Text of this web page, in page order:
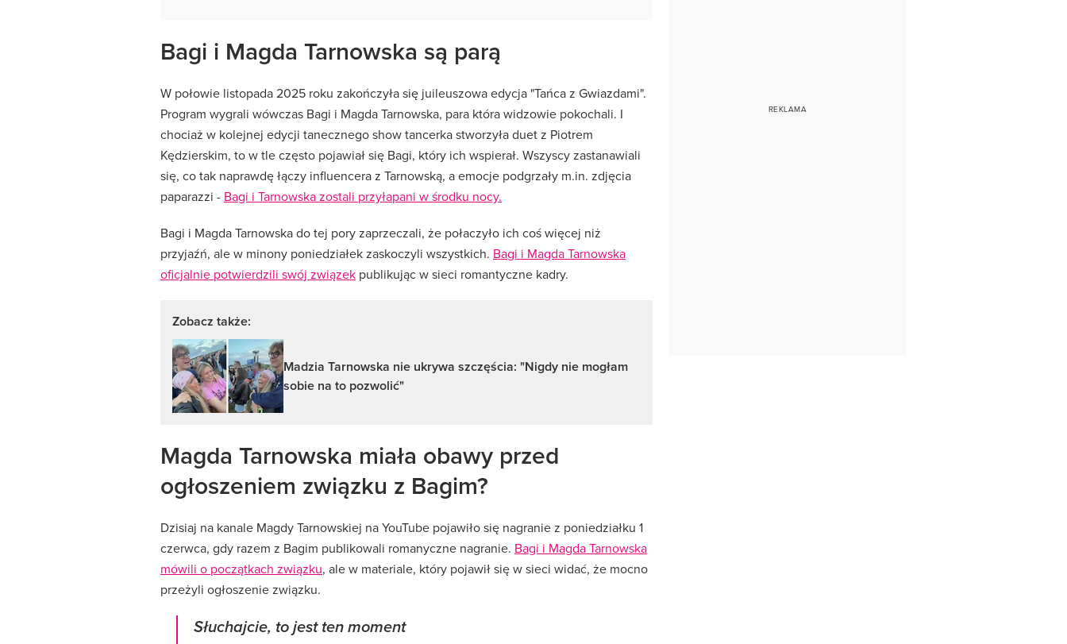
Bagi i Magda Tarnowska są parą
W połowie listopada 2025 roku zakończyła się juileuszowa edycja "Tańca z Gwiazdami".
Program wygrali wówczas Bagi i Magda Tarnowska, para która widzowie pokochali. I
chociaż w kolejnej edycji tanecznego show tancerka stworzyła duet z Piotrem
Kędzierskim, to w tle często pojawiał się Bagi, który ich wspierał. Wszyscy zastanawiali
się, co tak naprawdę łączy influencera z Tarnowską, a emocje podgrzały m.in. zdjęcia
paparazzi - Bagi i Tarnowska zostali przyłapani w środku nocy.
Bagi i Magda Tarnowska do tej pory zaprzeczali, że połaczyło ich coś więcej niż
przyjaźń, ale w minony poniedziałek zaskoczyli wszystkich. Bagi i Magda Tarnowska
oficjalnie potwierdzili swój związek publikując w sieci romantyczne kadry.
Zobacz także:
Madzia Tarnowska nie ukrywa szczęścia: "Nigdy nie mogłam
sobie na to pozwolić"
Magda Tarnowska miała obawy przed
ogłoszeniem związku z Bagim?
Dzisiaj na kanale Magdy Tarnowskiej na YouTube pojawiło się nagranie z poniedziałku 1
czerwca, gdy razem z Bagim publikowali romanyczne nagranie. Bagi i Magda Tarnowska
mówili o początkach związku, ale w materiale, który pojawił się w sieci widać, że mocno
przeżyli ogłoszenie związku.
Słuchajcie, to jest ten moment